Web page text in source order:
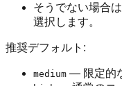
そうでない場合
選択します。
推奨デフォルト:
medium — 限定的